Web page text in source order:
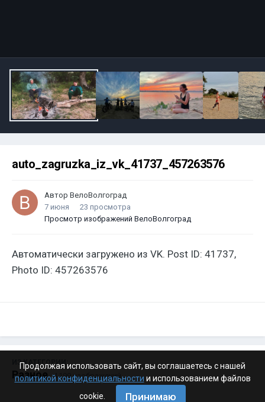
auto_zagruzka_iz_vk_41737_457263576
Автор ВелоВолгоград
7 июня
23 просмотра
Просмотр изображений ВелоВолгоград
Автоматически загружено из VK. Post ID: 41737,
Photo ID: 457263576
ИЗ КАТЕГОРИИ:
Разное · 4 199 изображений
Продолжая использовать сайт, вы соглашаетесь с нашей
политикой конфиденциальности и использованием файлов
cookie.
Принимаю